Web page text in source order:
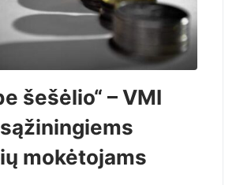
šešėlio“ – VMI
mokėtojams